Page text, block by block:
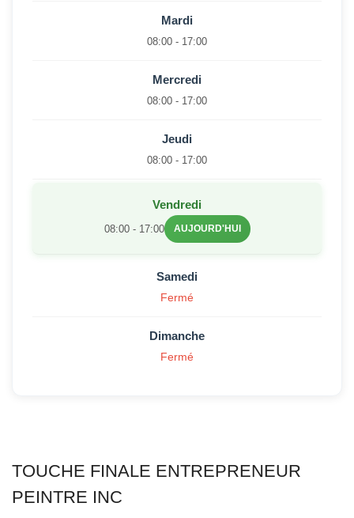
Mardi
08:00 - 17:00
Mercredi
08:00 - 17:00
Jeudi
08:00 - 17:00
Vendredi
08:00 - 17:00 AUJOURD'HUI
Samedi
Fermé
Dimanche
Fermé